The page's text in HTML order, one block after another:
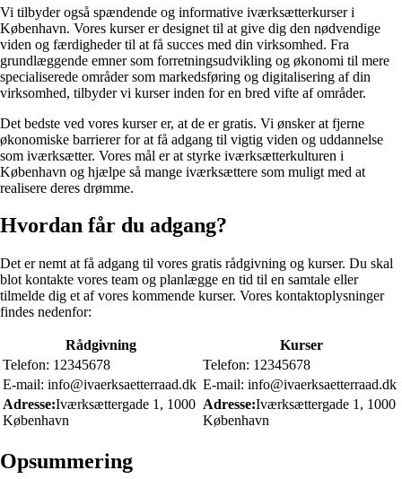
Vi tilbyder også spændende og informative iværksætterkurser i
København. Vores kurser er designet til at give dig den nødvendige
viden og færdigheder til at få succes med din virksomhed. Fra
grundlæggende emner som forretningsudvikling og økonomi til mere
specialiserede områder som markedsføring og digitalisering af din
virksomhed, tilbyder vi kurser inden for en bred vifte af områder.
Det bedste ved vores kurser er, at de er gratis. Vi ønsker at fjerne
økonomiske barrierer for at få adgang til vigtig viden og uddannelse
som iværksætter. Vores mål er at styrke iværksætterkulturen i
København og hjælpe så mange iværksættere som muligt med at
realisere deres drømme.
Hvordan får du adgang?
Det er nemt at få adgang til vores gratis rådgivning og kurser. Du skal
blot kontakte vores team og planlægge en tid til en samtale eller
tilmelde dig et af vores kommende kurser. Vores kontaktoplysninger
findes nedenfor:
Rådgivning
Kurser
Telefon: 12345678
Telefon: 12345678
E-mail: info@ivaerksaetterraad.dk E-mail: info@ivaerksaetterraad.dk
Adresse:Iværksættergade 1, 1000
København
Adresse:Iværksættergade 1, 1000
København
Opsummering